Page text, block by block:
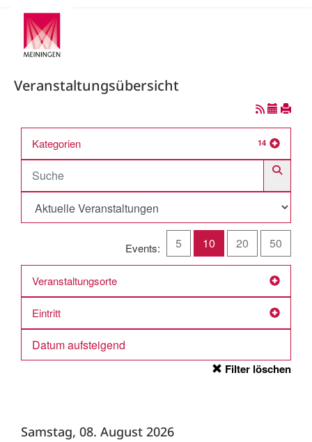
Veranstaltungsübersicht
Kategorien 14
Events: 5 10 20 50
Veranstaltungsorte
Eintritt
Filter löschen
Samstag, 08. August 2026